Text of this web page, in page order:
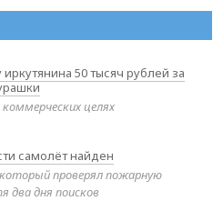
50 тысяч рублей за
целях
самолёт найден
проверял пожарную
два дня поисков